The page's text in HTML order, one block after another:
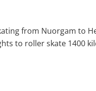
from Nuorgam to
to roller skate 1400